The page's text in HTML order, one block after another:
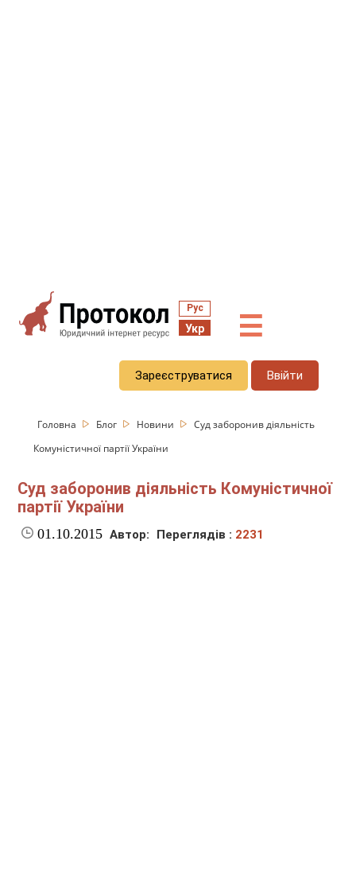
Рус
Укр ☰
Зареєструватися Ввійти
Головна Блог Новини
Суд заборонив діяльність
Комуністичної партії України
Суд заборонив діяльність Комуністичної
партії України
01.10.2015 Автор: Переглядів : 2231